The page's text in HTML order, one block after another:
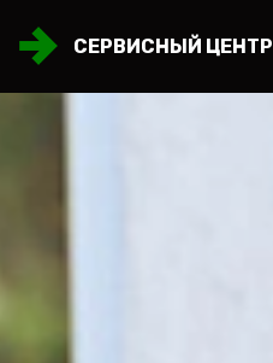
СЕРВИСНЫЙ ЦЕНТР